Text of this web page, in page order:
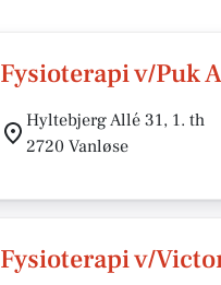
Fysioterapi v/Puk
Hyltebjerg Allé 31, 1. th
2720 Vanløse
Fysioterapi v/